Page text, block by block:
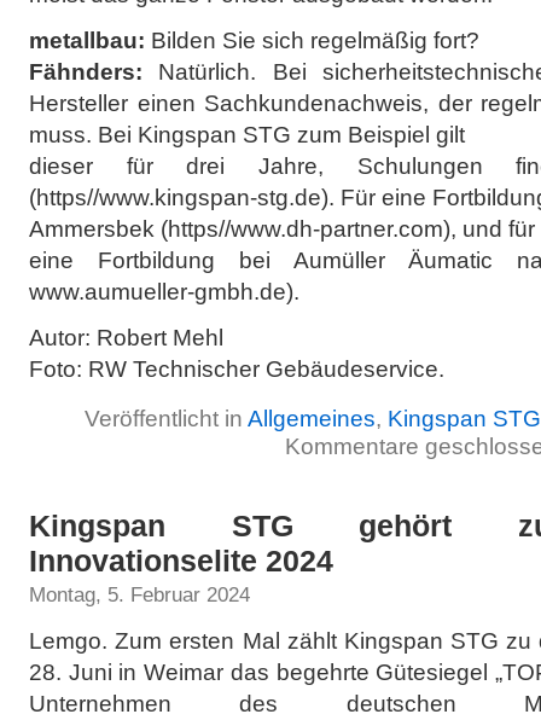
metallbau: Bilden Sie sich regelmäßig fort?
Fähnders: Natürlich. Bei
Hersteller einen Sachkundenachweis, der
muss. Bei Kingspan STG zum Beispiel gilt
dieser für drei Jahre, Schulungen
(https//www.kingspan-stg.de). Für eine
Ammersbek (https//www.dh-partner.com), und für
eine Fortbildung bei Aumüller Äumatic
www.aumueller-gmbh.de).
Autor: Robert Mehl
Foto: RW Technischer Gebäudeservice.
Veröffentlicht in Allgemeines, Kingspan STG
Kommentare
Kingspan STG gehört zu
Innovationselite 2024
Montag, 5. Februar 2024
Lemgo. Zum ersten Mal zählt Kingspan STG
28. Juni in Weimar das begehrte Gütesiegel
Unternehmen des deutschen